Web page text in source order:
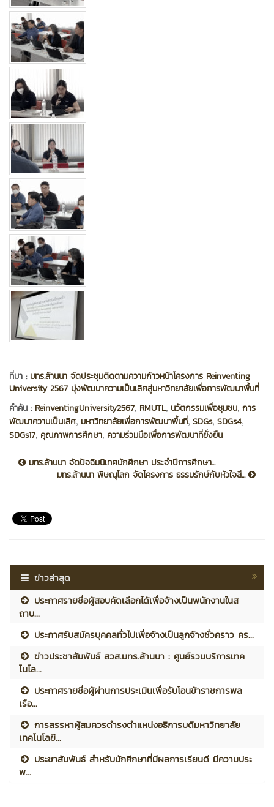
ที่มา : มทร.ล้านนา จัดประชุมติดตามความก้าวหน้าโครงการ Reinventing
University 2567 มุ่งพัฒนาความเป็นเลิศสู่มหาวิทยาลัยเพื่อการพัฒนาพื้นที่
คำค้น : ReinventingUniversity2567, RMUTL, นวัตกรรมเพื่อชุมชน, การ
พัฒนาความเป็นเลิศ, มหาวิทยาลัยเพื่อการพัฒนาพื้นที่, SDGs, SDGs4,
SDGs17, คุณภาพการศึกษา, ความร่วมมือเพื่อการพัฒนาที่ยั่งยืน
มทร.ล้านนา จัดปัจฉิมนิเทศนักศึกษา ประจำปีการศึกษา...
มทร.ล้านนา พิษณุโลก จัดโครงการ ธรรมรักษ์กับหัวใจสี...
ข่าวล่าสุด
ประกาศรายชื่อผู้สอบคัดเลือกได้เพื่อจ้างเป็นพนักงานในส
ถาบ...
ประกาศรับสมัครบุคคลทั่วไปเพื่อจ้างเป็นลูกจ้างชั่วคราว คร...
ข่าวประชาสัมพันธ์ สวส.มทร.ล้านนา : ศูนย์รวมบริการเทค
โนโล...
ประกาศรายชื่อผู้ผ่านการประเมินเพื่อรับโอนข้าราชการพล
เรือ...
การสรรหาผู้สมควรดำรงตำแหน่งอธิการบดีมหาวิทยาลัย
เทคโนโลยี...
ประชาสัมพันธ์ สำหรับนักศึกษาที่มีผลการเรียนดี มีความประ
พ...